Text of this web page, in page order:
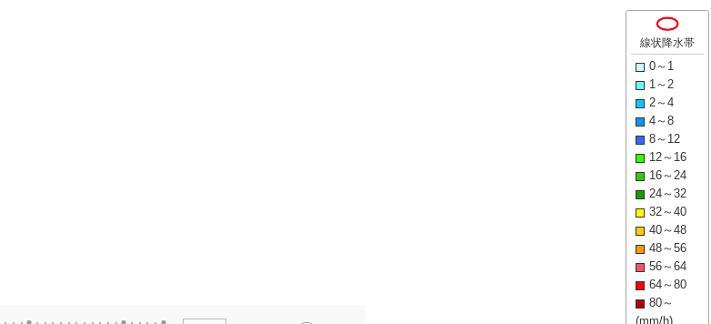
線状降水帯
0～1
1～2
2～4
4～8
8～12
12～16
16～24
24～32
32～40
40～48
48～56
56～64
64～80
80～
(mm/h)